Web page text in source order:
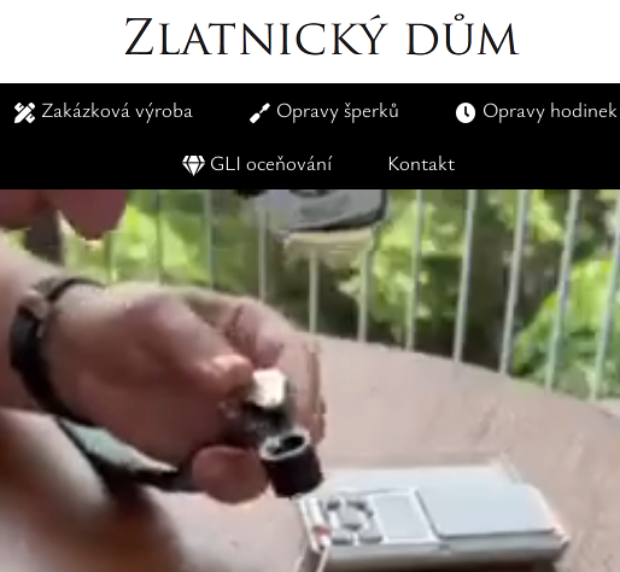
Zakázková výroba Opravy šperků Opravy hodinek
GLI oceňování
Kontakt